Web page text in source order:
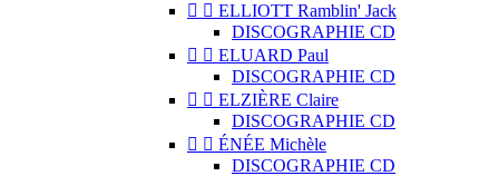
  ELLIOTT Ramblin' Jack
DISCOGRAPHIE CD
  ELUARD Paul
DISCOGRAPHIE CD
  ELZIÈRE Claire
DISCOGRAPHIE CD
  ÉNÉE Michèle
DISCOGRAPHIE CD